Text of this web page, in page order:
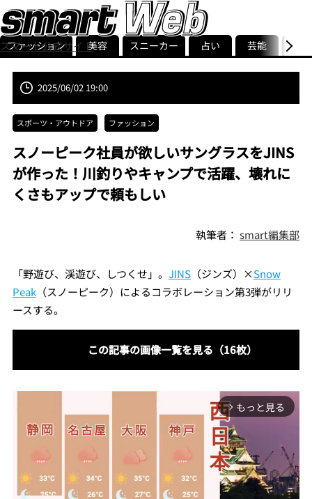
スマート公式サイト
smart最新号
記事一覧ランキング
ストリ
ファッション 美容 スニーカー 占い 芸能 グル
2025/06/02 19:00
スポーツ・アウトドア ファッション
スノーピーク社員が欲しいサングラスをJINS
が作った！川釣りやキャンプで活躍、壊れに
くさもアップで頼もしい
執筆者：smart編集部
「野遊び、渓遊び、しつくせ」。 JINS（ジンズ）×Snow
Peak（スノーピーク）によるコラボレーション第3弾がリリ
ースする。
この記事の画像一覧を見る（16枚）
arrow_forward_ios もっと見る